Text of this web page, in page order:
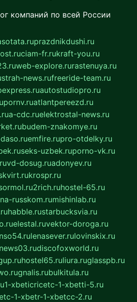
компаний по всей России
prazdnikdushi.ru
ciam-fr.rukraft-you.ru
web-explore.rurastenuya.ru
strah-news.rufreeride-team.ru
autostudiopro.ru
pornv.ruatlantpereezd.ru
a-cdc.ruelektrostal-news.ru
budem-znakomye.ru
emfire.rupro-otdelky.ru
seks-uzbek.ruporno-vk.ru
vd-dosug.ruadonyev.ru
krospr.ru
2rich.ruhostel-65.ru
russkom.rumishinlab.ru
habble.rustarbucksvia.ru
elestal.ruvektor-doroga.ru
lenasever.rulovinskix.ru
discofoxworld.ru
hostel65.ruliura.ruglasspb.ru
gnalis.rubulkitula.ru
1-xbeticricetc-1-xbetti-5.ru
1-xbetr-1-xbetcc-2.ru